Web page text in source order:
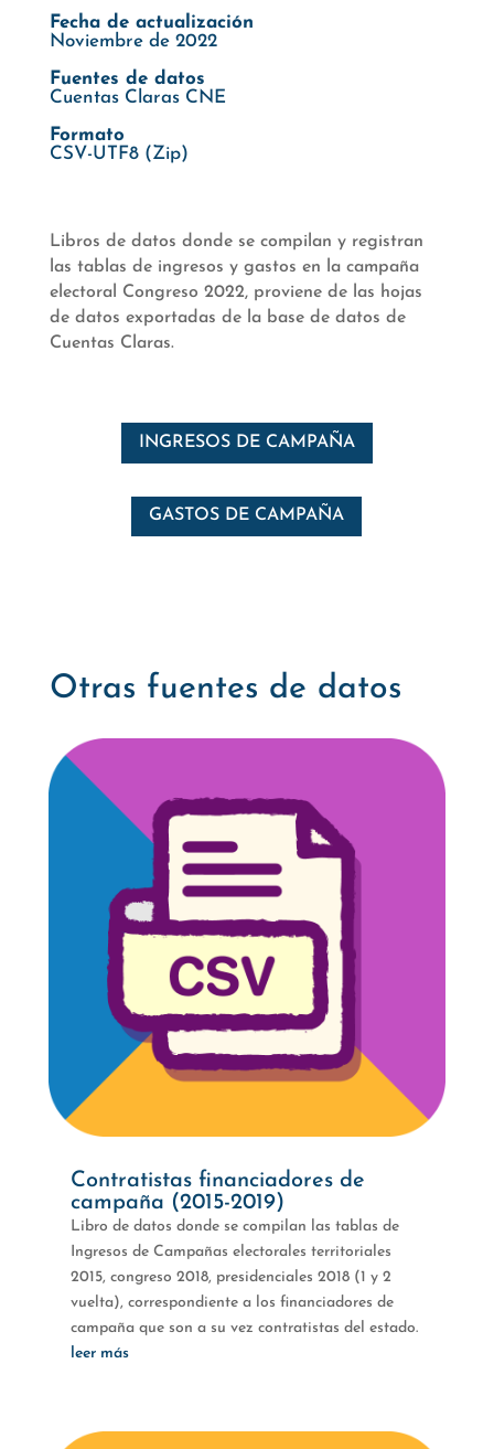
Fecha de actualización
Noviembre de 2022
Fuentes de datos
Cuentas Claras CNE
Formato
CSV-UTF8 (Zip)
Libros de datos donde se compilan y registran
las tablas de ingresos y gastos en la campaña
electoral Congreso 2022, proviene de las hojas
de datos exportadas de la base de datos de
Cuentas Claras.
INGRESOS DE CAMPAÑA
GASTOS DE CAMPAÑA
Otras fuentes de datos
Contratistas financiadores de
campaña (2015-2019)
Libro de datos donde se compilan las tablas de
Ingresos de Campañas electorales territoriales
2015, congreso 2018, presidenciales 2018 (1 y 2
vuelta), correspondiente a los financiadores de
campaña que son a su vez contratistas del estado.
leer más